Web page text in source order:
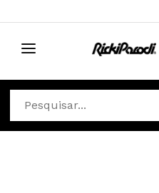
CABELO